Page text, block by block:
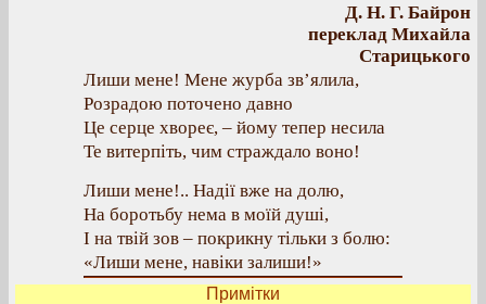
Д. Н. Г. Байрон
переклад Михайла
Старицького
Лиши мене! Мене журба зв’ялила,
Розрадою поточено давно
Це серце хвореє, – йому тепер несила
Те витерпіть, чим страждало воно!
Лиши мене!.. Надії вже на долю,
На боротьбу нема в моїй душі,
І на твій зов – покрикну тільки з болю:
«Лиши мене, навіки залиши!»
Примітки